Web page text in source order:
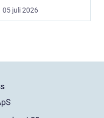
en graviditet plane...
05 juli 2026